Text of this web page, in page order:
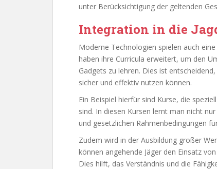
unter Berücksichtigung der geltenden
Integration in die
Moderne Technologien spielen auch
haben ihre Curricula erweitert, um den
Gadgets zu lehren. Dies ist
sicher und effektiv nutzen können.
Ein Beispiel hierfür sind Kurse, die
sind. In diesen Kursen lernt man nicht
und gesetzlichen Rahmenbedingungen
Zudem wird in der Ausbildung großer
können angehende Jäger den Einsatz
Dies hilft, das Verständnis und die